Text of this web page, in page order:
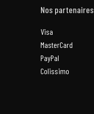
Nos partenaires
Visa
MasterCard
PayPal
Colissimo